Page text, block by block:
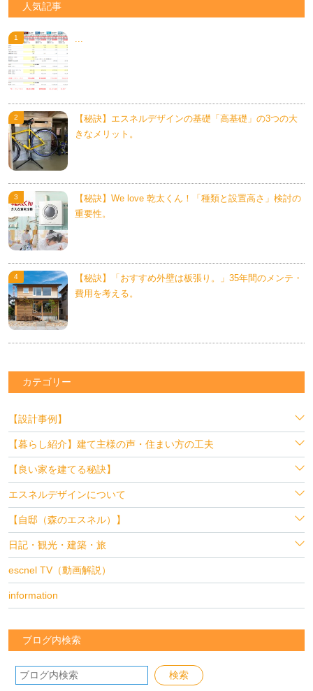
人気記事
...
【秘訣】エスネルデザインの基礎「高基礎」の3つの大
きなメリット。
【秘訣】We love 乾太くん！「種類と設置高さ」検討の
重要性。
【秘訣】「おすすめ外壁は板張り。」35年間のメンテ・
費用を考える。
カテゴリー
【設計事例】
【暮らし紹介】建て主様の声・住まい方の工夫
【良い家を建てる秘訣】
エスネルデザインについて
【自邸（森のエスネル）】
日記・観光・建築・旅
escnel TV（動画解説）
information
ブログ内検索